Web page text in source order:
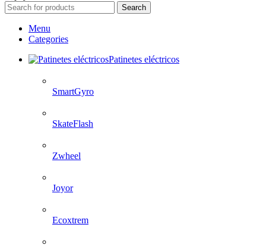
Search
Menu
Categories
Patinetes eléctricos
SmartGyro
SkateFlash
Zwheel
Joyor
Ecoxtrem